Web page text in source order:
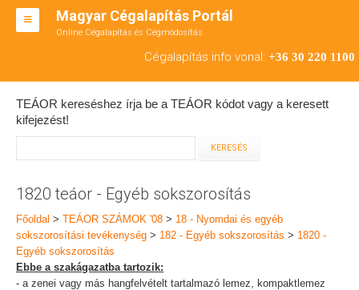
Magyar Cégalapítás Portál
Online Cégalapítás és Cégmódosítás
Cégalapítás info vonal: +36 30 220 1100
BT ALAPÍTÁS
RT ALAPÍTÁS
TEÁOR SZÁMOK '08
ENGEDÉLYKÖTELES
KAPCSOLAT
TEÁOR kereséshez írja be a TEÁOR kódot vagy a keresett
kifejezést!
1820 teáor - Egyéb sokszorosítás
Főoldal > TEÁOR SZÁMOK '08 > 18 - Nyomdai és egyéb
sokszorosítási tevékenység > 182 - Egyéb sokszorosítás > 1820 -
Egyéb sokszorosítás
Ebbe a szakágazatba tartozik:
- a zenei vagy más hangfelvételt tartalmazó lemez, kompaktlemez